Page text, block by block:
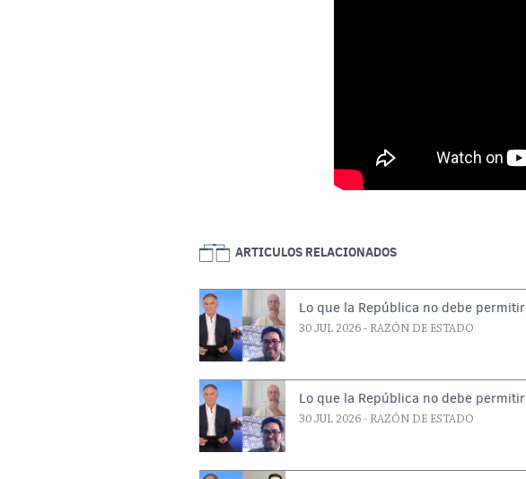
ARTICULOS RELACIONADOS
Lo que la República no debe permitir
30 JUL 2026 - RAZÓN DE ESTADO
Lo que la República no debe permitir
30 JUL 2026 - RAZÓN DE ESTADO